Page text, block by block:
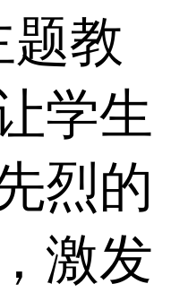
题教
学生
烈的
激发